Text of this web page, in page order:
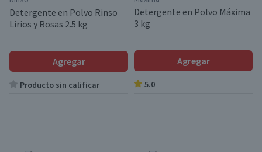
Detergente en Polvo Rinso
Lirios y Rosas 2.5 kg
Agregar
Producto sin calificar
Detergente en Polvo Máxima
3 kg
Agregar
5.0